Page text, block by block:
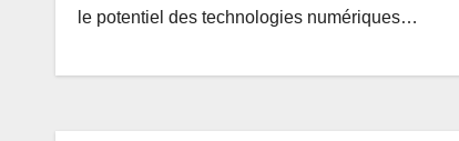
le potentiel des technologies numériques…